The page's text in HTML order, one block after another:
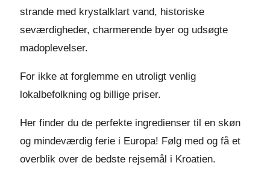
strande med krystalklart vand, historiske
seværdigheder, charmerende byer og udsøgte
madoplevelser.
For ikke at forglemme en utroligt venlig
lokalbefolkning og billige priser.
Her finder du de perfekte ingredienser til en skøn
og mindeværdig ferie i Europa! Følg med og få et
overblik over de bedste rejsemål i Kroatien.